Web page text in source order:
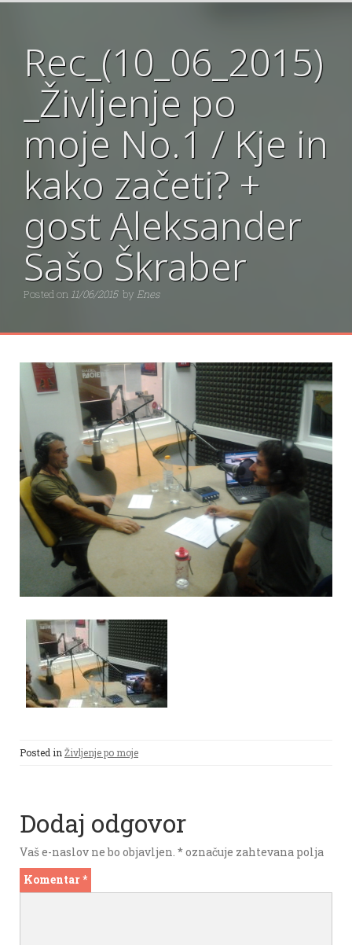
Rec_(10_06_2015)
_Življenje po
moje No.1 / Kje in
kako začeti? +
gost Aleksander
Sašo Škraber
Posted on 11/06/2015 by Enes
Posted inŽivljenje po moje
Dodaj odgovor
Vaš e-naslov ne bo objavljen. *označuje zahtevana polja
Komentar*